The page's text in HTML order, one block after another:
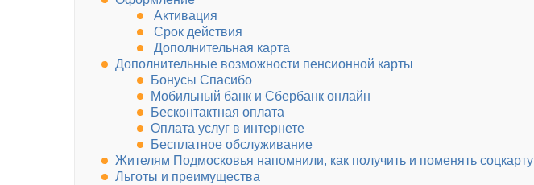
Активация
Срок действия
Дополнительная карта
Дополнительные возможности пенсионной карты
Бонусы Спасибо
Мобильный банк и Сбербанк онлайн
Бесконтактная оплата
Оплата услуг в интернете
Бесплатное обслуживание
Жителям Подмосковья напомнили, как получить и поменять соцкарту
Льготы и преимущества